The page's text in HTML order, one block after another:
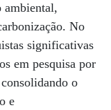
ambiental,
No
significativas
em pesquisa por
o
e